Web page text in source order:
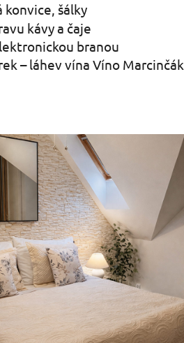
konvice, šálky
kávy a čaje
branou
– láhev vína Víno Marcinčák